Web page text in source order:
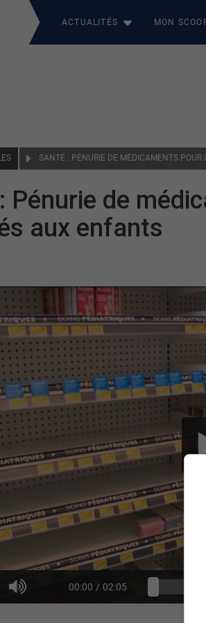
ACTUALITÉS MON
Pénurie de
aux enfants
00:00 / 02:05